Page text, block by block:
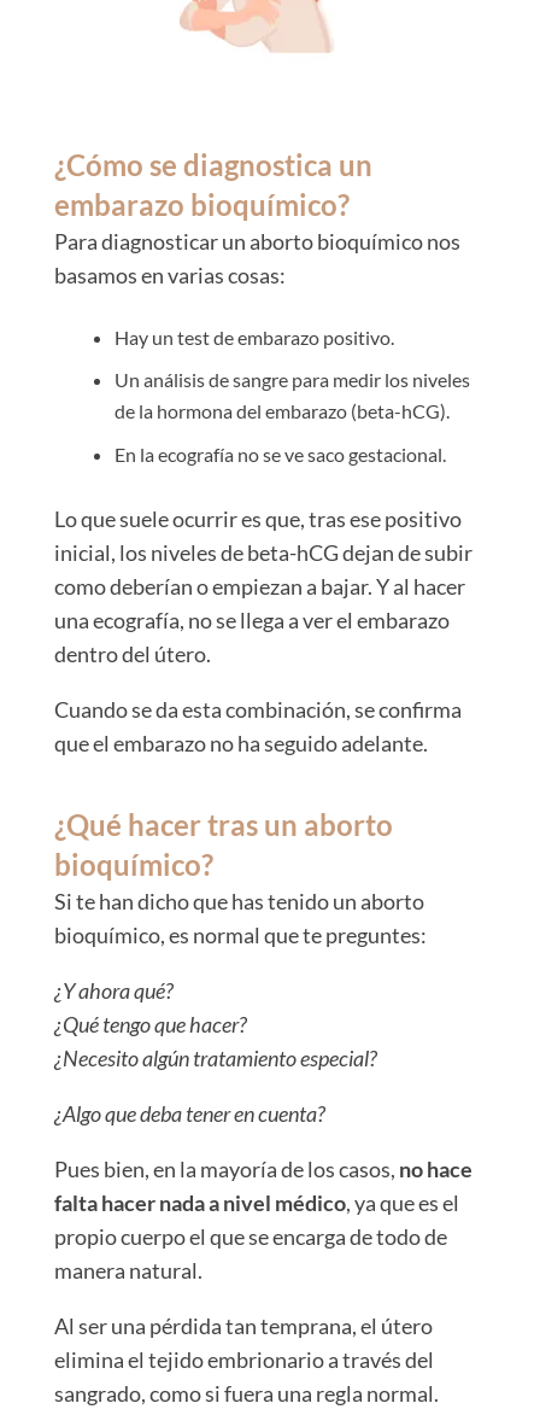
¿Cómo se diagnostica un
embarazo bioquímico?
Para diagnosticar un aborto bioquímico nos
basamos en varias cosas:
Hay un test de embarazo positivo.
Un análisis de sangre para medir los niveles
de la hormona del embarazo (beta-hCG).
En la ecografía no se ve saco gestacional.
Lo que suele ocurrir es que, tras ese positivo
inicial, los niveles de beta-hCG dejan de subir
como deberían o empiezan a bajar. Y al hacer
una ecografía, no se llega a ver el embarazo
dentro del útero.
Cuando se da esta combinación, se confirma
que el embarazo no ha seguido adelante.
¿Qué hacer tras un aborto
bioquímico?
Si te han dicho que has tenido un aborto
bioquímico, es normal que te preguntes:
¿Y ahora qué?
¿Qué tengo que hacer?
¿Necesito algún tratamiento especial?
¿Algo que deba tener en cuenta?
Pues bien, en la mayoría de los casos, no hace
falta hacer nada a nivel médico, ya que es el
propio cuerpo el que se encarga de todo de
manera natural.
Al ser una pérdida tan temprana, el útero
elimina el tejido embrionario a través del
sangrado, como si fuera una regla normal.